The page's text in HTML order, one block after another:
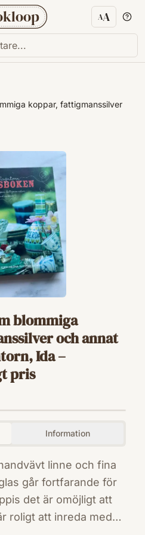
AA
koppar, fattigmanssilver
blommiga
och annat
Ida –
pris
Information
linne och fina
går fortfarande för
det är omöjligt att
roligt att inreda med